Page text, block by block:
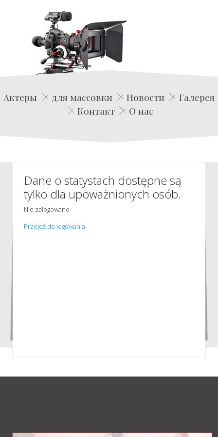
Edwin Film Agencja Aktorska
Актеры для массовки Новости
Галерея
Контакт
О нас
Dane o statystach dostępne są
tylko dla upoważnionych osób.
Nie zalogowano
Przejdź do logowania